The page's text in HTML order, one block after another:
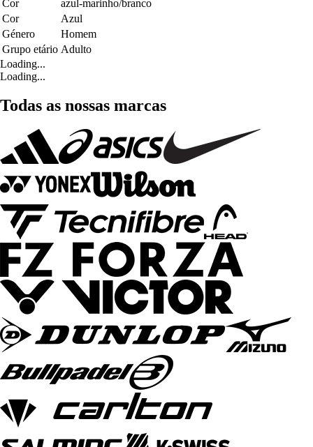
Cor
azul-marinho/branco
Cor
Azul
Género
Homem
Grupo etário Adulto
Loading...
Loading...
Todas as nossas marcas